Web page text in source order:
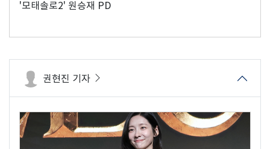
'모태솔로2' 원승재 PD
권현진 기자